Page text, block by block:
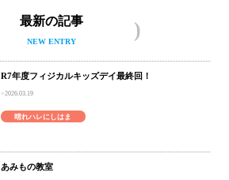
最新の記事
NEW ENTRY
R7年度フィジカルキッズデイ最終回！
2026.03.19
晴れハレにしはま
あみもの教室